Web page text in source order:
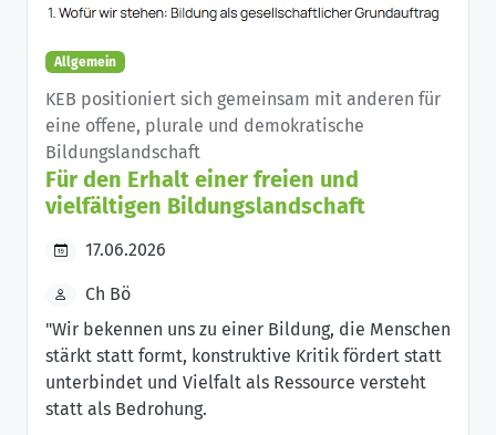
Allgemein
KEB positioniert sich gemeinsam mit anderen für
eine offene, plurale und demokratische
Bildungslandschaft
Für den Erhalt einer freien und
vielfältigen Bildungslandschaft
17.06.2026
Ch Bö
"Wir bekennen uns zu einer Bildung, die Menschen
stärkt statt formt, konstruktive Kritik fördert statt
unterbindet und Vielfalt als Ressource versteht
statt als Bedrohung.